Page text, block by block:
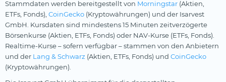
Stammdaten werden bereitgestellt von Morningstar (Aktien,
ETFs, Fonds), CoinGecko (Kryptowährungen) und der Isarvest
GmbH. Kursdaten sind mindestens 15 Minuten zeitverzögerte
Börsenkurse (Aktien, ETFs, Fonds) oder NAV-Kurse (ETFs, Fonds).
Realtime-Kurse – sofern verfügbar – stammen von den Anbietern
und der Lang & Schwarz (Aktien, ETFs, Fonds) und CoinGecko
(Kryptowährungen).